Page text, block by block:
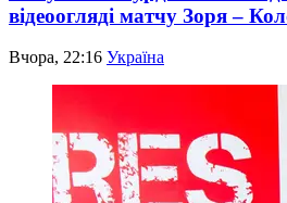
відеоогляді матчу Зоря –
Вчора, 22:16 Україна